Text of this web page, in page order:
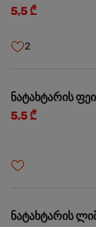
5,5 ₾
2
ნატახტარის
5,5 ₾
ნატახტარის